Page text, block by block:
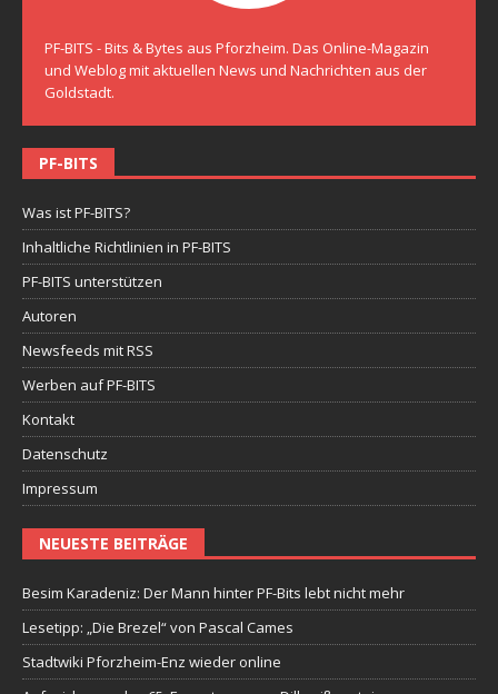
PF-BITS - Bits & Bytes aus Pforzheim. Das Online-Magazin
und Weblog mit aktuellen News und Nachrichten aus der
Goldstadt.
PF-BITS
Was ist PF-BITS?
Inhaltliche Richtlinien in PF-BITS
PF-BITS unterstützen
Autoren
Newsfeeds mit RSS
Werben auf PF-BITS
Kontakt
Datenschutz
Impressum
NEUESTE BEITRÄGE
Besim Karadeniz: Der Mann hinter PF-Bits lebt nicht mehr
Lesetipp: „Die Brezel“ von Pascal Cames
Stadtwiki Pforzheim-Enz wieder online